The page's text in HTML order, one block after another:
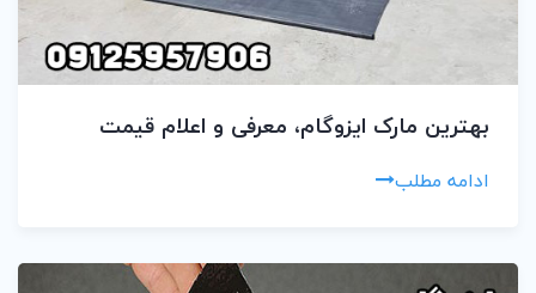
بهترین مارک ایزوگام، معرفی و اعلام قیمت
ادامه مطلب